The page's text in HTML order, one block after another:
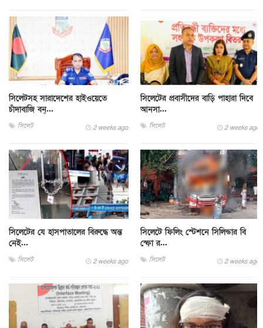
সিলেটসহ সারাদেশের হাইওয়েতে
চাঁদাবাজি বন্...
সিলেট 2 weeks ago
সিলেটের প্রবাসীদের বাড়ি পাহারা দিবে
আনসা...
সিলেট 2 weeks ago
সিলেটের যে হাসপাতালের বিরুদ্ধে অন্ত
নেই...
সিলেট 2 weeks ago
সিলেটে ফিলিং স্টেশনে সিলিন্ডার বি
স্ফো র...
সিলেট 2 weeks ago